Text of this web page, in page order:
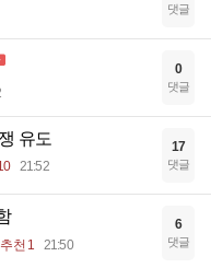
댓글
0
댓글
유도
21:52
17
댓글
추천 1 21:50
6
댓글